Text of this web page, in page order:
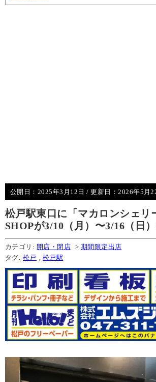
公開日： 2025年3月12日 / 更新日：2026年5月
松戸駅東口に「マカロンシェリ
SHOPが3/10（月）〜3/16（日
カテゴリ: 開店・閉店 > 期間限定出店
タグ: 松戸 松戸駅